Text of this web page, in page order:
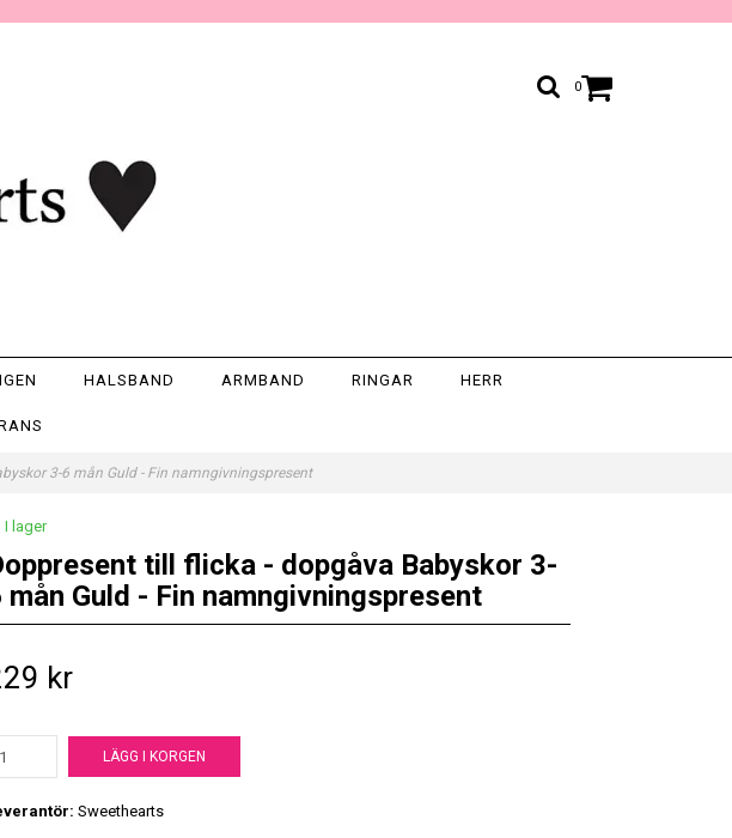
0
HALSBAND ARMBAND RINGAR HERR
3-6 mån Guld - Fin namngivningspresent
I lager
till flicka - dopgåva Babyskor 3-
mån Guld - Fin namngivningspresent
kr
LÄGG I KORGEN
Sweethearts